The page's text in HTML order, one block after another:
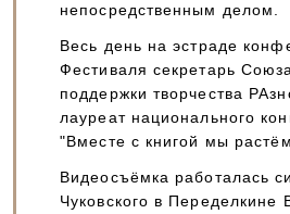
непосредственным делом.
Весь день на эстраде
Фестиваля секретарь
поддержки творчества
лауреат национального
"Вместе с книгой мы
Видеосъёмка работалась
Чуковского в